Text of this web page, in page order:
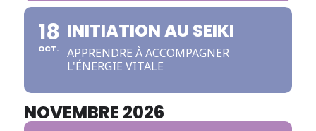
18
OCT.
INITIATION AU SEIKI
APPRENDRE À ACCOMPAGNER
L'ÉNERGIE VITALE
NOVEMBRE 2026